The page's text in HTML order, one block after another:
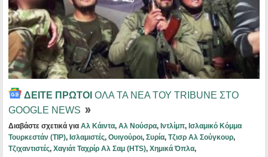
ΔΕΙΤΕ ΠΡΩΤΟΙ ΟΛΑ ΤΑ ΝΕΑ ΤΟΥ TRIBUNE ΣΤΟ
GOOGLE NEWS
Διαβάστε σχετικά για Αλ Κάιντα, Αλ Νούσρα, Ιντλίμπ, Ισλαμικό Κόμμα
Τουρκεστάν (TIP), Ισλαμιστές, Ουιγούροι, Συρία, Τζισρ Αλ Σούγκουρ,
Τζιχαντιστές, Χαγιάτ Ταχρίρ Αλ Σαμ (HTS), Χημικά Όπλα,